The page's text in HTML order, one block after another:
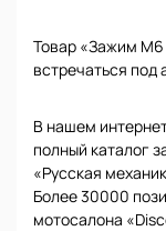
Товар «Зажим
встречаться под
В нашем
полный каталог
«Русская
Более 30000
мотосалона